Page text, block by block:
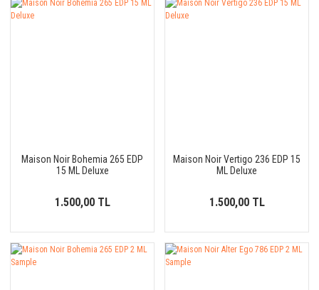
Maison Noir Bohemia 265 EDP
15 ML Deluxe
1.500,00 TL
Maison Noir Vertigo 236 EDP 15
ML Deluxe
1.500,00 TL